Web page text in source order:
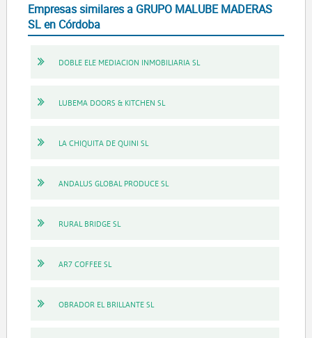
Empresas similares a GRUPO MALUBE MADERAS
SL en Córdoba
DOBLE ELE MEDIACION INMOBILIARIA SL
LUBEMA DOORS & KITCHEN SL
LA CHIQUITA DE QUINI SL
ANDALUS GLOBAL PRODUCE SL
RURAL BRIDGE SL
AR7 COFFEE SL
OBRADOR EL BRILLANTE SL